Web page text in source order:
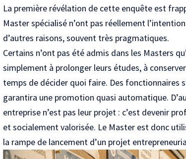
La première révélation de cette enquête est
Master spécialisé n’ont pas réellement
d’autres raisons, souvent très pragmatiques.
Certains n’ont pas été admis dans les Masters
simplement à prolonger leurs études, à
temps de décider quoi faire. Des fonctionnaires
garantira une promotion quasi automatique.
entreprise n’est pas leur projet : c’est devenir
et socialement valorisée. Le Master est donc
la rampe de lancement d’un projet